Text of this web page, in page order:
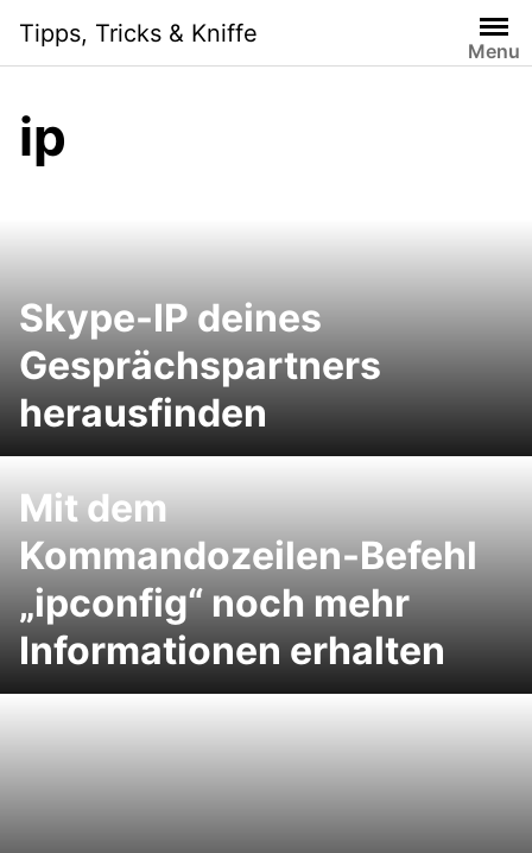
content
Tipps, Tricks & Kniffe
Menu
ip
Skype-IP deines
Gesprächspartners
herausfinden
Mit dem
Kommandozeilen-Befehl
„ipconfig“ noch mehr
Informationen erhalten